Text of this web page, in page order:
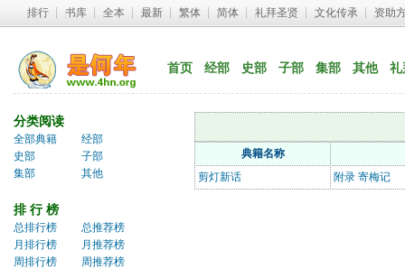
排行 ┊ 书库 ┊ 全本 ┊ 最新 ┊ 繁体 ┊ 简体 ┊ 礼拜圣贤 ┊ 文化传承 ┊ 资助
首页 经部 史部 子部 集部 其他 礼
分类阅读
全部典籍
经部
史部
子部
集部
其他
排 行 榜
总排行榜
总推荐榜
月排行榜
月推荐榜
周排行榜
周推荐榜
典籍名称
剪灯新话
附录 寄梅记